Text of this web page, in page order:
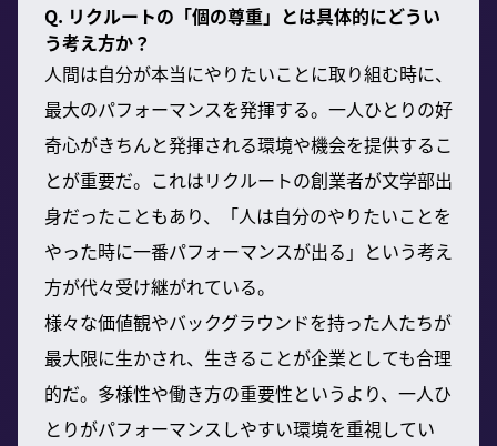
Q. リクルートの「個の尊重」とは具体的にどうい
う考え方か？
人間は自分が本当にやりたいことに取り組む時に、
最大のパフォーマンスを発揮する。一人ひとりの好
奇心がきちんと発揮される環境や機会を提供するこ
とが重要だ。これはリクルートの創業者が文学部出
身だったこともあり、「人は自分のやりたいことを
やった時に一番パフォーマンスが出る」という考え
方が代々受け継がれている。
様々な価値観やバックグラウンドを持った人たちが
最大限に生かされ、生きることが企業としても合理
的だ。多様性や働き方の重要性というより、一人ひ
とりがパフォーマンスしやすい環境を重視してい